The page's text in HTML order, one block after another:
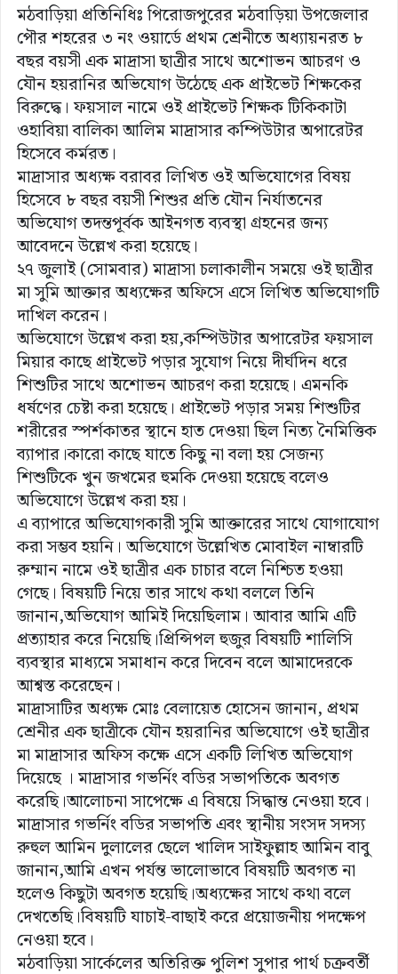
মঠবাড়িয়া প্রতিনিধিঃ পিরোজপুরের মঠবাড়িয়া উপজেলার
পৌর শহরের ৩ নং ওয়ার্ডে প্রথম শ্রেনীতে অধ্যায়নরত ৮
বছর বয়সী এক মাদ্রাসা ছাত্রীর সাথে অশোভন আচরণ ও
যৌন হয়রানির অভিযোগ উঠেছে এক প্রাইভেট শিক্ষকের
বিরুদ্ধে। ফয়সাল নামে ওই প্রাইভেট শিক্ষক টিকিকাটা
ওহাবিয়া বালিকা আলিম মাদ্রাসার কম্পিউটার অপারেটর
হিসেবে কর্মরত।
মাদ্রাসার অধ্যক্ষ বরাবর লিখিত ওই অভিযোগের বিষয়
হিসেবে ৮ বছর বয়সী শিশুর প্রতি যৌন নির্যাতনের
অভিযোগ তদন্তপূর্বক আইনগত ব্যবস্থা গ্রহনের জন্য
আবেদনে উল্লেখ করা হয়েছে।
২৭ জুলাই (সোমবার) মাদ্রাসা চলাকালীন সময়ে ওই ছাত্রীর
মা সুমি আক্তার অধ্যক্ষের অফিসে এসে লিখিত অভিযোগটি
দাখিল করেন।
অভিযোগে উল্লেখ করা হয়,কম্পিউটার অপারেটর ফয়সাল
মিয়ার কাছে প্রাইভেট পড়ার সুযোগ নিয়ে দীর্ঘদিন ধরে
শিশুটির সাথে অশোভন আচরণ করা হয়েছে। এমনকি
ধর্ষণের চেষ্টা করা হয়েছে। প্রাইভেট পড়ার সময় শিশুটির
শরীরের স্পর্শকাতর স্থানে হাত দেওয়া ছিল নিত্য নৈমিত্তিক
ব্যাপার।কারো কাছে যাতে কিছু না বলা হয় সেজন্য
শিশুটিকে খুন জখমের হুমকি দেওয়া হয়েছে বলেও
অভিযোগে উল্লেখ করা হয়।
এ ব্যাপারে অভিযোগকারী সুমি আক্তারের সাথে যোগাযোগ
করা সম্ভব হয়নি। অভিযোগে উল্লেখিত মোবাইল নাম্বারটি
রুম্মান নামে ওই ছাত্রীর এক চাচার বলে নিশ্চিত হওয়া
গেছে। বিষয়টি নিয়ে তার সাথে কথা বললে তিনি
জানান,অভিযোগ আমিই দিয়েছিলাম। আবার আমি এটি
প্রত্যাহার করে নিয়েছি।প্রিন্সিপল হুজুর বিষয়টি শালিসি
ব্যবস্থার মাধ্যমে সমাধান করে দিবেন বলে আমাদেরকে
আশ্বস্ত করেছেন।
মাদ্রাসাটির অধ্যক্ষ মোঃ বেলায়েত হোসেন জানান, প্রথম
শ্রেনীর এক ছাত্রীকে যৌন হয়রানির অভিযোগে ওই ছাত্রীর
মা মাদ্রাসার অফিস কক্ষে এসে একটি লিখিত অভিযোগ
দিয়েছে । মাদ্রাসার গভর্নিং বডির সভাপতিকে অবগত
করেছি।আলোচনা সাপেক্ষে এ বিষয়ে সিদ্ধান্ত নেওয়া হবে।
মাদ্রাসার গভর্নিং বডির সভাপতি এবং স্থানীয় সংসদ সদস্য
রুহুল আমিন দুলালের ছেলে খালিদ সাইফুল্লাহ আমিন বাবু
জানান,আমি এখন পর্যন্ত ভালোভাবে বিষয়টি অবগত না
হলেও কিছুটা অবগত হয়েছি।অধ্যক্ষের সাথে কথা বলে
দেখতেছি।বিষয়টি যাচাই-বাছাই করে প্রয়োজনীয় পদক্ষেপ
নেওয়া হবে।
মঠবাড়িয়া সার্কেলের অতিরিক্ত পুলিশ সুপার পার্থ চক্রবর্তী